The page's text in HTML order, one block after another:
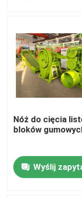
O nas
Wycieczka po
Aktualności
Nóż do cięcia
bloków
Wyślij